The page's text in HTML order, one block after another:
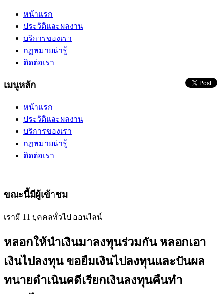
หน้าแรก
ประวัติและผลงาน
บริการของเรา
กฏหมายน่ารู้
ติดต่อเรา
เมนูหลัก
หน้าแรก
ประวัติและผลงาน
บริการของเรา
กฏหมายน่ารู้
ติดต่อเรา
ขณะนี้มีผู้เข้าชม
เรามี 11 บุคคลทั่วไป ออนไลน์
หลอกให้นำเงินมาลงทุนร่วมกัน หลอกเอา
เงินไปลงทุน ขอยืมเงินไปลงทุนและปันผล
ทนายดำเนินคดีเรียกเงินลงทุนคืนทำ